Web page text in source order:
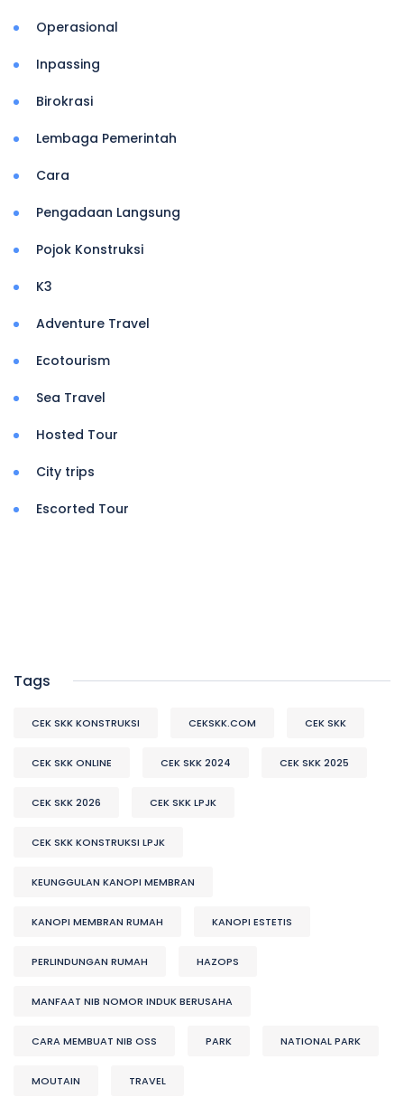
Operasional
Inpassing
Birokrasi
Lembaga Pemerintah
Cara
Pengadaan Langsung
Pojok Konstruksi
K3
Adventure Travel
Ecotourism
Sea Travel
Hosted Tour
City trips
Escorted Tour
Tags
CEK SKK KONSTRUKSI CEKSKK.COM CEK SKK
CEK SKK ONLINE CEK SKK 2024 CEK SKK 2025
CEK SKK 2026 CEK SKK LPJK
CEK SKK KONSTRUKSI LPJK
KEUNGGULAN KANOPI MEMBRAN
KANOPI MEMBRAN RUMAH KANOPI ESTETIS
PERLINDUNGAN RUMAH HAZOPS
MANFAAT NIB NOMOR INDUK BERUSAHA
CARA MEMBUAT NIB OSS PARK NATIONAL PARK
MOUTAIN TRAVEL